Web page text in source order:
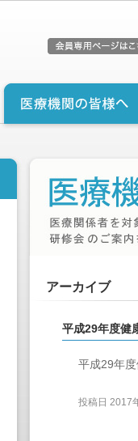
アーカイブ
平成29年度健
平成29年
投稿日 2017